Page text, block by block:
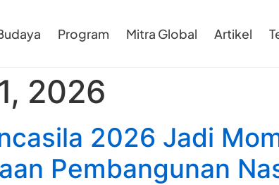
Program Mitra Global Artikel
2026
2026 Jadi
Pembangunan